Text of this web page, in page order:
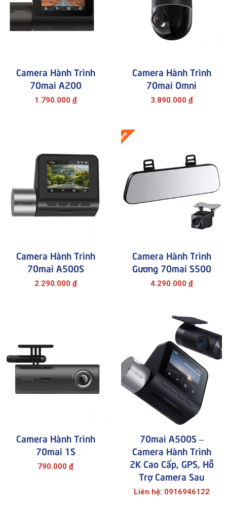
Camera Hành Trình
70mai A200
1.790.000 đ
Camera Hành Trình
70mai Omni
3.890.000 đ
Camera Hành Trình
70mai A500S
2.290.000 đ
Camera Hành Trình
Gương 70mai S500
4.290.000 đ
Camera Hành Trình
70mai 1S
790.000 đ
70mai A500S –
Camera Hành Trình
2K Cao Cấp, GPS, Hỗ
Trợ Camera Sau
Liên hệ: 0916946122
ĐĂNG KÝ TƯ VẤN
HOÀN THÀNH
Đăng ký tư vấn trực tiếp 24/7:
0916946122